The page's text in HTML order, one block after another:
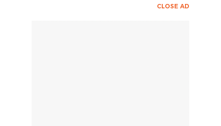
CLOSE AD